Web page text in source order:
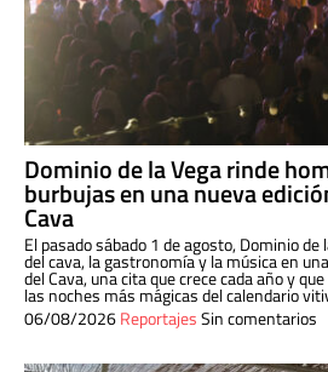
Dominio de la Vega rinde
burbujas en una nueva
Cava
El pasado sábado 1 de agosto, Dominio
del cava, la gastronomía y la música en
del Cava, una cita que crece cada año y
las noches más mágicas del calendario
06/08/2026ReportajesSin comentarios